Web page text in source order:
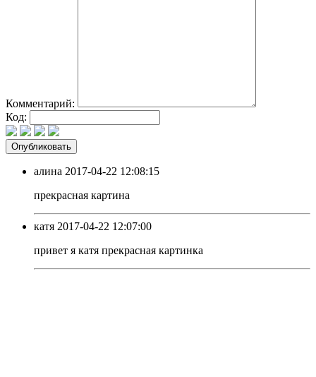
Комментарий:
Код:
алина 2017-04-22 12:08:15
прекрасная картина
катя 2017-04-22 12:07:00
привет я катя прекрасная картинка